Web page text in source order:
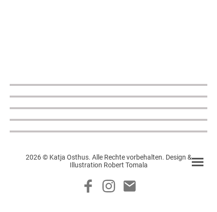
2026 © Katja Osthus. Alle Rechte vorbehalten. Design &
Illustration Robert Tomala